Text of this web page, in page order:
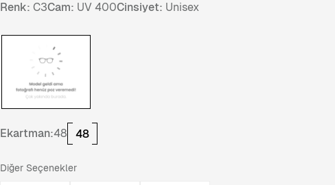
Renk: C3Cam: UV 400Cinsiyet: Unisex
Ekartman:48 48
Diğer Seçenekler